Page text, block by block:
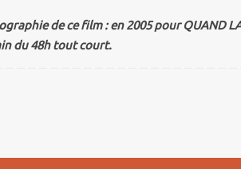
de ce film : en 2005 pour QUAND
du 48h tout court.